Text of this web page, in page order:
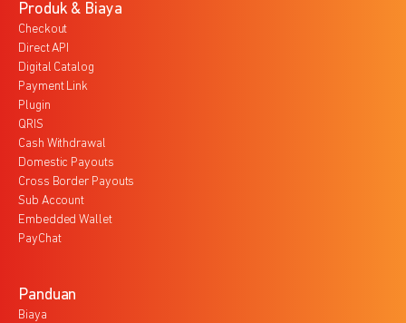
Produk & Biaya
Checkout
Direct API
Digital Catalog
Payment Link
Plugin
QRIS
Cash Withdrawal
Domestic Payouts
Cross Border Payouts
Sub Account
Embedded Wallet
PayChat
Panduan
Biaya